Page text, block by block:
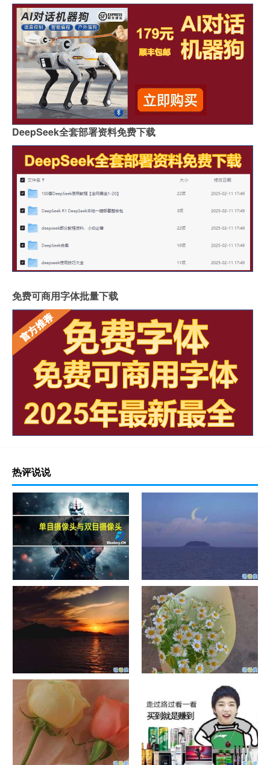
DeepSeek全套部署资料免费下载
免费可商用字体批量下载
热评说说
单目摄像头与双目摄像头
晚安励志语录带图片 晚安心语
励志鸡汤
日出文案温柔句子 看日出的微
信说说配图
晒风景照的唯美说说配图 适合
发风景的朋友圈文案